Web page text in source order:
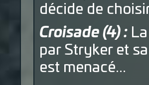
décide de
Croisade (4) :
par Stryker et
est menacé...